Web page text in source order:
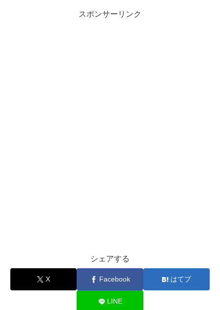
スポンサーリンク
シェアする
X Facebook はてブ
LINE